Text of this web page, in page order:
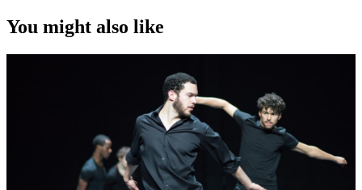
You might also like